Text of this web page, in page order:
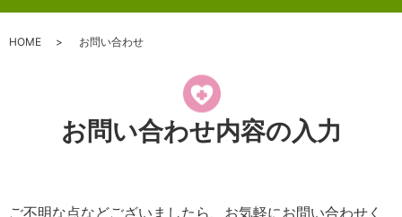
HOME お問い合わせ
お問い合わせ内容の入力
ご不明な点などございましたら、お気軽にお問い合わせく